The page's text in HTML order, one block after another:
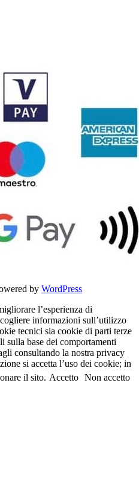
by WordPress
l’esperienza di
informazioni sull’utilizzo
tecnici sia cookie di parti terze
sulla base dei comportamenti
consultando la nostra privacy
si accetta l’uso dei cookie; in
il sito. Accetto Non accetto